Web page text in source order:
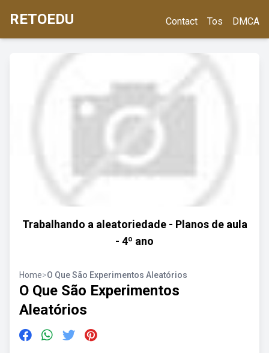
RETOEDU Contact Tos DMCA
Trabalhando a aleatoriedade - Planos de aula
- 4º ano
Home>O Que São Experimentos Aleatórios
O Que São Experimentos
Aleatórios